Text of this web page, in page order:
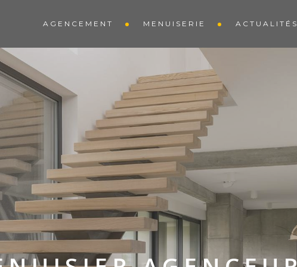
AGENCEMENT MENUISERIE ACTUALITÉS